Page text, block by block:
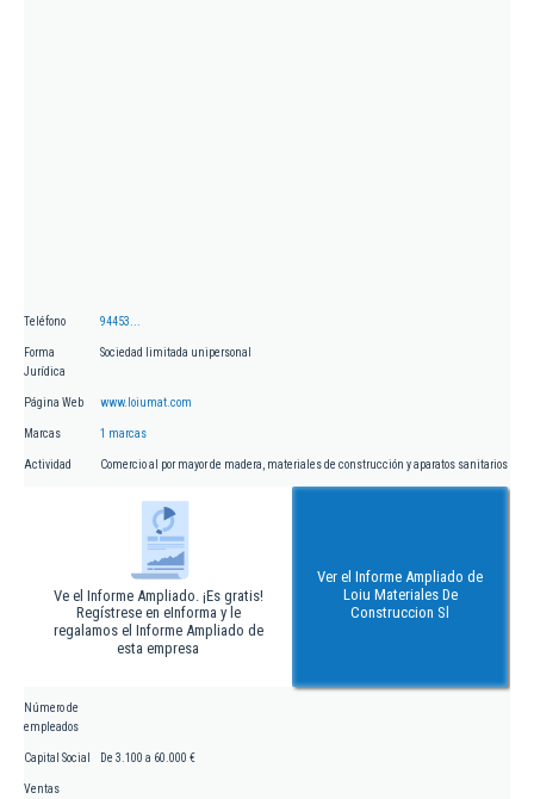
Teléfono 94453...
Forma
Jurídica
Sociedad limitada unipersonal
Página Web www.loiumat.com
Marcas 1 marcas
Actividad Comercio al por mayor de madera, materiales de construcción y aparatos sanitarios
Ve el Informe Ampliado. ¡Es gratis!
Regístrese en eInforma y le
regalamos el Informe Ampliado de
esta empresa
Ver el Informe Ampliado de
Loiu Materiales De
Construccion Sl
Número de
empleados
Capital Social De 3.100 a 60.000 €
Ventas